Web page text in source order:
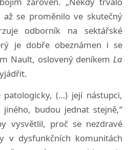
se proměnilo ve skutečný
odborník na sektářské
je dobře obeznámen i se
Nault, oslovený deníkem La
patologicky, (…) její nástupci,
budou jednat stejně,“
vysvětlil, proč se nezdravé
v dysfunkčních komunitách